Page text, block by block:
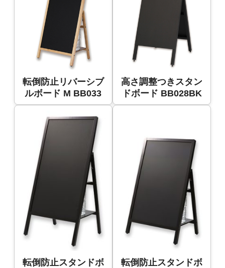
転倒防止リバーシブ
ルボード M BB033
高さ調整つきスタン
ドボード BB028BK
転倒防止スタンドボ
転倒防止スタンドボ